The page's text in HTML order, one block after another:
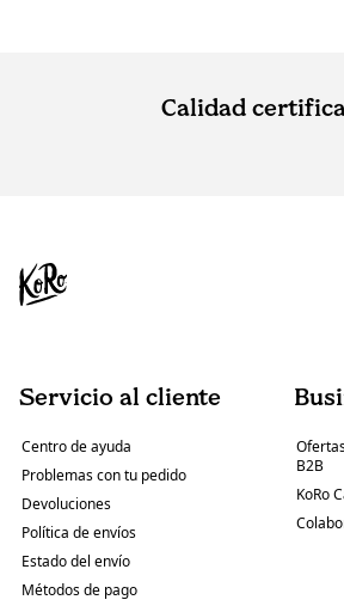
Calidad
Servicio al cliente
Centro de ayuda
Problemas con tu pedido
Devoluciones
Política de envíos
Estado del envío
Métodos de pago
B2B
KoRo